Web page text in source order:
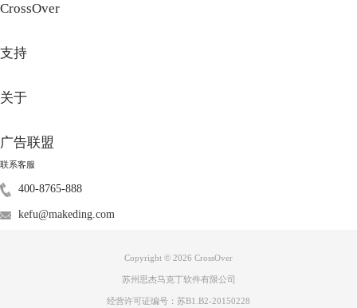
CrossOver
支持
关于
广告联盟
联系客服
400-8765-888
kefu@makeding.com
Copyright © 2026 CrossOver
苏州思杰马克丁软件有限公司
经营许可证编号：苏B1.B2-20150228